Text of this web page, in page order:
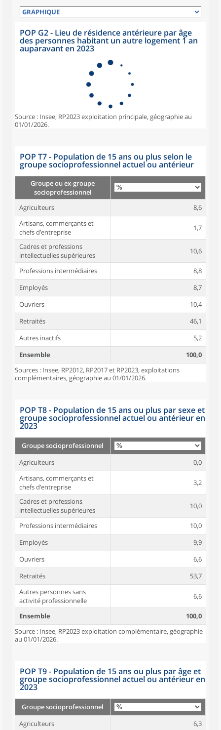
POP G2 - Lieu de résidence antérieure par âge
des personnes habitant un autre logement 1 an
auparavant en 2023
Source : Insee, RP2023 exploitation principale, géographie au
01/01/2026.
POP T7 - Population de 15 ans ou plus selon le
groupe socioprofessionnel actuel ou antérieur
Groupe ou ex-groupe
socioprofessionnel
Agriculteurs
8,6
Artisans, commerçants et
chefs d’entreprise
1,7
Cadres et professions
intellectuelles supérieures
10,6
Professions intermédiaires
8,8
Employés
8,7
Ouvriers
10,4
Retraités
46,1
Autres inactifs
5,2
Ensemble
100,0
Sources : Insee, RP2012, RP2017 et RP2023, exploitations
complémentaires, géographie au 01/01/2026.
POP T8 - Population de 15 ans ou plus par sexe et
groupe socioprofessionnel actuel ou antérieur en
2023
Groupe socioprofessionnel
Agriculteurs
0,0
Artisans, commerçants et
chefs d’entreprise
3,2
Cadres et professions
intellectuelles supérieures
10,0
Professions intermédiaires
10,0
Employés
9,9
Ouvriers
6,6
Retraités
53,7
Autres personnes sans
activité professionnelle
6,6
Ensemble
100,0
Source : Insee, RP2023 exploitation complémentaire, géographie
au 01/01/2026.
POP T9 - Population de 15 ans ou plus par âge et
groupe socioprofessionnel actuel ou antérieur en
2023
Groupe socioprofessionnel
Agriculteurs
6,3